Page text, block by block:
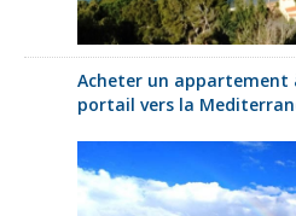
Acheter un appartement
portail vers la